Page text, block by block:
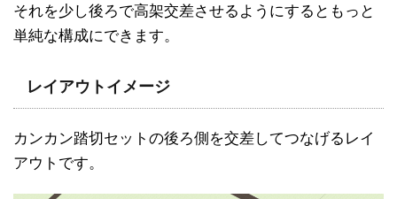
それを少し後ろで高架交差させるようにするともっと
単純な構成にできます。
レイアウトイメージ
カンカン踏切セットの後ろ側を交差してつなげるレイ
アウトです。